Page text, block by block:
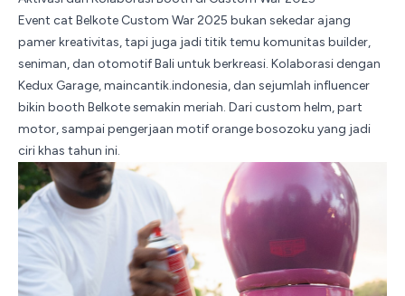
Event cat Belkote Custom War 2025 bukan sekedar ajang
pamer kreativitas, tapi juga jadi titik temu komunitas builder,
seniman, dan otomotif Bali untuk berkreasi. Kolaborasi dengan
Kedux Garage, maincantik.indonesia, dan sejumlah influencer
bikin booth Belkote semakin meriah. Dari custom helm, part
motor, sampai pengerjaan motif orange bosozoku yang jadi
ciri khas tahun ini.